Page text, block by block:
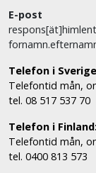
E-post
Telefon i
Telefontid mån,
tel. 08 517 537 70
Telefon i Finland:
Telefontid mån,
tel. 0400 813 573